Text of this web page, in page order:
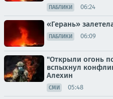
ПАБЛИКИ 06:24
«Герань»
ПАБЛИКИ 06:09
"Открыли огонь
вспыхнул
Алехин
СМИ 05:48